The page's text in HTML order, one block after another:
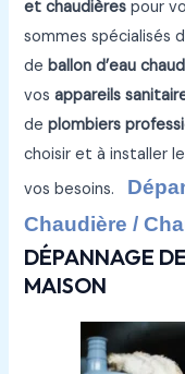
et chaudières pour
sommes spécialisés
deballon d’eau
vosappareils
deplombiers
choisir et à installer
vos besoins.
Chaudière /
DÉPANNAGE
MAISON